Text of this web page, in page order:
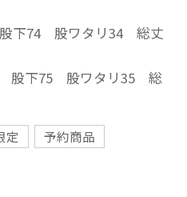
股下74 股ワタリ34 総丈
股下75 股ワタリ35 総
定
予約商品